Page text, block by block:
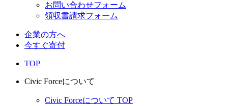
お問い合わせフォーム
領収書請求フォーム
企業の方へ
今すぐ寄付
TOP
Civic Forceについて
Civic Forceについて TOP